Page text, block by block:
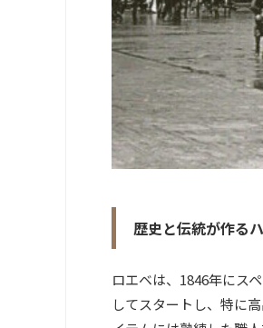
歴史と伝統が作る
ロエベは、1846年にス
してスタートし、特に